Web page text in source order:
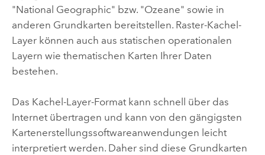
"National Geographic" bzw. "Ozeane" sowie in
anderen Grundkarten bereitstellen. Raster-Kachel-
Layer können auch aus statischen operationalen
Layern wie thematischen Karten Ihrer Daten
bestehen.
Das Kachel-Layer-Format kann schnell über das
Internet übertragen und kann von den gängigsten
Kartenerstellungssoftwareanwendungen leicht
interpretiert werden. Daher sind diese Grundkarten